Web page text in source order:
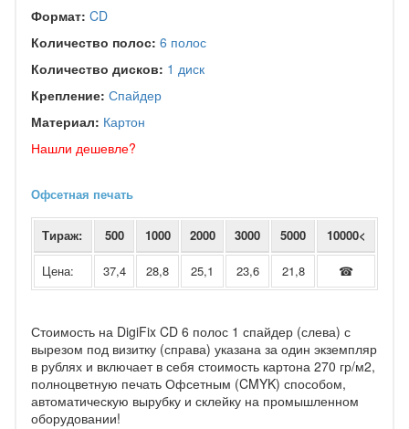
Формат: CD
Количество полос: 6 полос
Количество дисков: 1 диск
Крепление: Спайдер
Материал: Картон
Нашли дешевле?
Офсетная печать
Тираж: 500 1000 2000 3000 5000 10000<
Цена: 37,4 28,8 25,1 23,6 21,8 ☎
Стоимость на DigiFix CD 6 полос 1 спайдер (слева) с
вырезом под визитку (справа) указана за один экземпляр
в рублях и включает в себя стоимость картона 270 гр/м2,
полноцветную печать Офсетным (CMYK) способом,
автоматическую вырубку и склейку на промышленном
оборудовании!